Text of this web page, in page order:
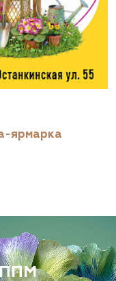
ярмарка